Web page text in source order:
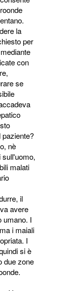
la
per
con
se
nè
sull'uomo,
malati
il
avere
umano. I
i maiali
I
si è
due zone